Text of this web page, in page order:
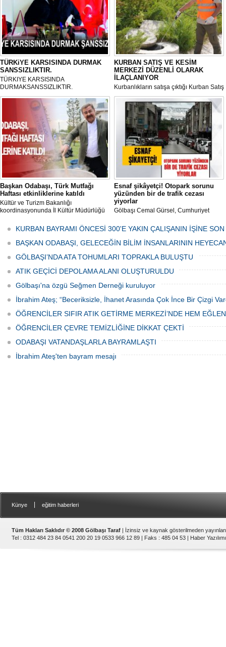
TÜRKiYE KARSISINDA DURMAK
SANSSIZLIKTIR.
TÜRKIYE KARSISINDA
DURMAKSANSSIZLIKTIR.
KURBAN SATIŞ VE KESİM
MERKEZİ DÜZENLİ OLARAK
İLAÇLANIYOR
Kurbanlıkların satışa çıktığı Kurban Satış
ve Kesim Merkezi, haşere ve
mikropların önüne geçilmesi amacıyla
her gün Gölbaşı Belediyesi ekipleri
tarafından düzenli olarak ilaçlanıyor.
Başkan Odabaşı, Türk Mutfağı
Haftası etkinliklerine katıldı
Kültür ve Turizm Bakanlığı
koordinasyonunda İl Kültür Müdürlüğü
Haftası" etkinlikleri Ankara'da devam
ediyor.
Esnaf şikâyetçi! Otopark sorunu
yüzünden bir de trafik cezası
yiyorlar
Gölbaşı Cemal Gürsel, Cumhuriyet
bulunan esnaf ve alışverişe gelen
vatandaşlar park cezaları yüzünden
canından bezdi.
KURBAN BAYRAMI ÖNCESİ 300'E YAKIN ÇALIŞANIN İŞİNE
BAŞKAN ODABAŞI, GELECEĞİN BİLİM İNSANLARININ
GÖLBAŞI’NDA ATA TOHUMLARI TOPRAKLA BULUŞTU
ATIK GEÇİCİ DEPOLAMA ALANI OLUŞTURULDU
Gölbaşı'na özgü Seğmen Derneği kuruluyor
İbrahim Ateş; “Beceriksizle, İhanet Arasında Çok İnce Bir Çizgi
ÖĞRENCİLER SIFIR ATIK GETİRME MERKEZİ’NDE HEM
ÖĞRENCİLER ÇEVRE TEMİZLİĞİNE DİKKAT ÇEKTİ
ODABAŞI VATANDAŞLARLA BAYRAMLAŞTI
İbrahim Ateş'ten bayram mesajı
Künye eğitim haberleri
Tüm Hakları Saklıdır © 2008 Gölbaşı Taraf | İzinsiz ve kaynak gösterilmeden
Tel : 0312 484 23 84 0541 200 20 19 0533 966 12 89 | Faks : 485 04 53 | Haber Yazılımı